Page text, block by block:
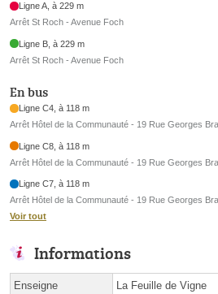
Ligne A, à 229 m
Arrêt St Roch - Avenue Foch
Ligne B, à 229 m
Arrêt St Roch - Avenue Foch
En bus
Ligne C4, à 118 m
Arrêt Hôtel de la Communauté - 19 Rue Georges
Ligne C8, à 118 m
Arrêt Hôtel de la Communauté - 19 Rue Georges
Ligne C7, à 118 m
Arrêt Hôtel de la Communauté - 19 Rue Georges
Voir tout
Informations
Enseigne La Feuille de Vigne